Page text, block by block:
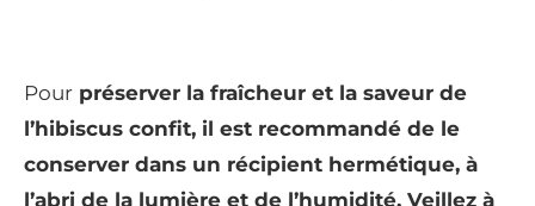
Pour préserver la fraîcheur et la saveur de
l’hibiscus confit, il est recommandé de le
conserver dans un récipient hermétique, à
l’abri de la lumière et de l’humidité. Veillez à